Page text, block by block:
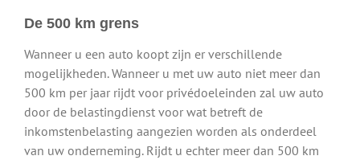
De 500 km grens
Wanneer u een auto koopt zijn er verschillende
mogelijkheden. Wanneer u met uw auto niet meer dan
500 km per jaar rijdt voor privédoeleinden zal uw auto
door de belastingdienst voor wat betreft de
inkomstenbelasting aangezien worden als onderdeel
van uw onderneming. Rijdt u echter meer dan 500 km